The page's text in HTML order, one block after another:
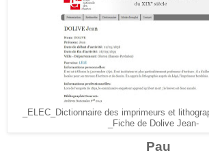
_ELEC_Dictionnaire des imprimeurs et
_Fiche de Dolive Jean-
Pau